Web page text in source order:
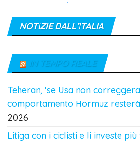
NOTIZIE DALL’ITALIA
IN TEMPO REALE
Teheran, 'se Usa non
comportamento Hormuz
2026
Litiga con i ciclisti e li investe